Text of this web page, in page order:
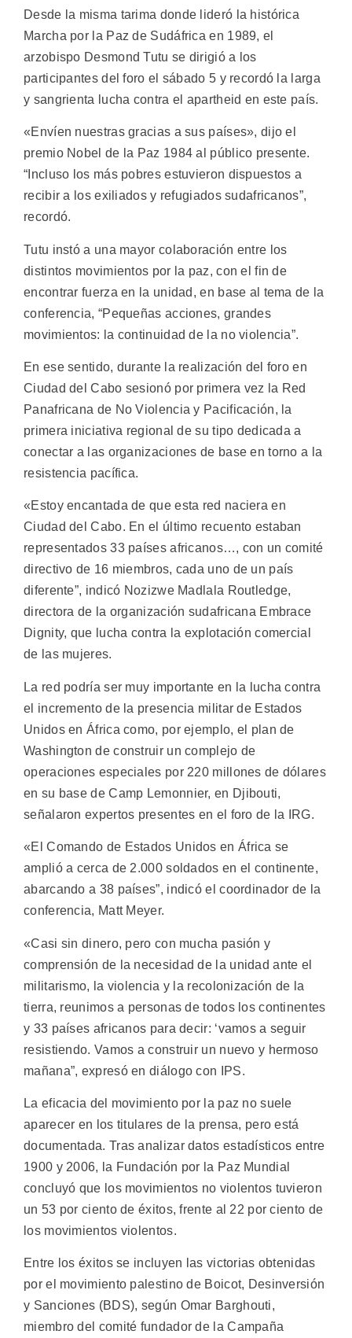
Desde la misma tarima donde lideró la histórica
Marcha por la Paz de Sudáfrica en 1989, el
arzobispo Desmond Tutu se dirigió a los
participantes del foro el sábado 5 y recordó la larga
y sangrienta lucha contra el apartheid en este país.
«Envíen nuestras gracias a sus países», dijo el
premio Nobel de la Paz 1984 al público presente.
“Incluso los más pobres estuvieron dispuestos a
recibir a los exiliados y refugiados sudafricanos”,
recordó.
Tutu instó a una mayor colaboración entre los
distintos movimientos por la paz, con el fin de
encontrar fuerza en la unidad, en base al tema de la
conferencia, “Pequeñas acciones, grandes
movimientos: la continuidad de la no violencia”.
En ese sentido, durante la realización del foro en
Ciudad del Cabo sesionó por primera vez la Red
Panafricana de No Violencia y Pacificación, la
primera iniciativa regional de su tipo dedicada a
conectar a las organizaciones de base en torno a la
resistencia pacífica.
«Estoy encantada de que esta red naciera en
Ciudad del Cabo. En el último recuento estaban
representados 33 países africanos…, con un comité
directivo de 16 miembros, cada uno de un país
diferente”, indicó Nozizwe Madlala Routledge,
directora de la organización sudafricana Embrace
Dignity, que lucha contra la explotación comercial
de las mujeres.
La red podría ser muy importante en la lucha contra
el incremento de la presencia militar de Estados
Unidos en África como, por ejemplo, el plan de
Washington de construir un complejo de
operaciones especiales por 220 millones de dólares
en su base de Camp Lemonnier, en Djibouti,
señalaron expertos presentes en el foro de la IRG.
«El Comando de Estados Unidos en África se
amplió a cerca de 2.000 soldados en el continente,
abarcando a 38 países”, indicó el coordinador de la
conferencia, Matt Meyer.
«Casi sin dinero, pero con mucha pasión y
comprensión de la necesidad de la unidad ante el
militarismo, la violencia y la recolonización de la
tierra, reunimos a personas de todos los continentes
y 33 países africanos para decir: ‘vamos a seguir
resistiendo. Vamos a construir un nuevo y hermoso
mañana”, expresó en diálogo con IPS.
La eficacia del movimiento por la paz no suele
aparecer en los titulares de la prensa, pero está
documentada. Tras analizar datos estadísticos entre
1900 y 2006, la Fundación por la Paz Mundial
concluyó que los movimientos no violentos tuvieron
un 53 por ciento de éxitos, frente al 22 por ciento de
los movimientos violentos.
Entre los éxitos se incluyen las victorias obtenidas
por el movimiento palestino de Boicot, Desinversión
y Sanciones (BDS), según Omar Barghouti,
miembro del comité fundador de la Campaña